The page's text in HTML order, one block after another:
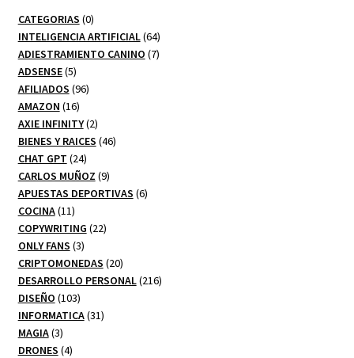
CATEGORIAS 00
productos
INTELIGENCIA ARTIFICIAL 6464
productos
ADIESTRAMIENTO CANINO 77
ADSENSE 55
productos
AFILIADOS 9696
AMAZON 1616
productos
AXIE INFINITY 22
productos
BIENES Y RAICES 4646
CHAT GPT 2424
productos
CARLOS MUÑOZ 99
productos
APUESTAS DEPORTIVAS 66
COCINA 1111
productos
COPYWRITING 2222
ONLY FANS 33
productos
CRIPTOMONEDAS 2020
productos
DESARROLLO PERSONAL 216216
DISEÑO 103103
productos
INFORMATICA 3131
MAGIA 33
productos
DRONES 44